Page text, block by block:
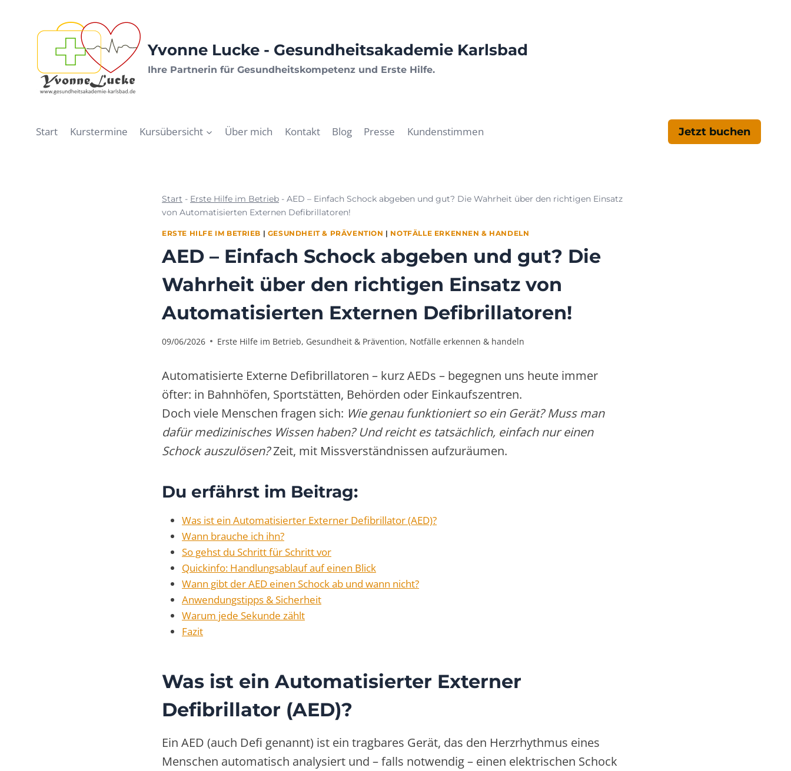
springen
Yvonne Lucke - Gesundheitsakademie Karlsbad
Ihre Partnerin für Gesundheitskompetenz und Erste Hilfe.
Start Kurstermine Kursübersicht Über mich Kontakt Blog Presse Kundenstimmen Jetzt buchen
Start - Erste Hilfe im Betrieb - AED – Einfach Schock abgeben und gut? Die Wahrheit über den richtigen Einsatz
von Automatisierten Externen Defibrillatoren!
ERSTE HILFE IM BETRIEB | GESUNDHEIT & PRÄVENTION | NOTFÄLLE ERKENNEN & HANDELN
AED – Einfach Schock abgeben und gut? Die
Wahrheit über den richtigen Einsatz von
Automatisierten Externen Defibrillatoren!
09/06/2026 Erste Hilfe im Betrieb, Gesundheit & Prävention, Notfälle erkennen & handeln
Automatisierte Externe Defibrillatoren – kurz AEDs – begegnen uns heute immer
öfter: in Bahnhöfen, Sportstätten, Behörden oder Einkaufszentren.
Doch viele Menschen fragen sich: Wie genau funktioniert so ein Gerät? Muss man
dafür medizinisches Wissen haben? Und reicht es tatsächlich, einfach nur einen
Schock auszulösen?Zeit, mit Missverständnissen aufzuräumen.
Du erfährst im Beitrag:
Was ist ein Automatisierter Externer Defibrillator (AED)?
Wann brauche ich ihn?
So gehst du Schritt für Schritt vor
Quickinfo: Handlungsablauf auf einen Blick
Wann gibt der AED einen Schock ab und wann nicht?
Anwendungstipps & Sicherheit
Warum jede Sekunde zählt
Fazit
Was ist ein Automatisierter Externer
Defibrillator (AED)?
Ein AED (auch Defi genannt) ist ein tragbares Gerät, das den Herzrhythmus eines
Menschen automatisch analysiert und – falls notwendig – einen elektrischen Schock